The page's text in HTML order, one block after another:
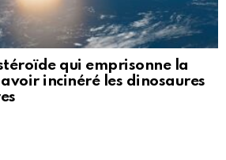
qui emprisonne la
incinéré les dinosaures